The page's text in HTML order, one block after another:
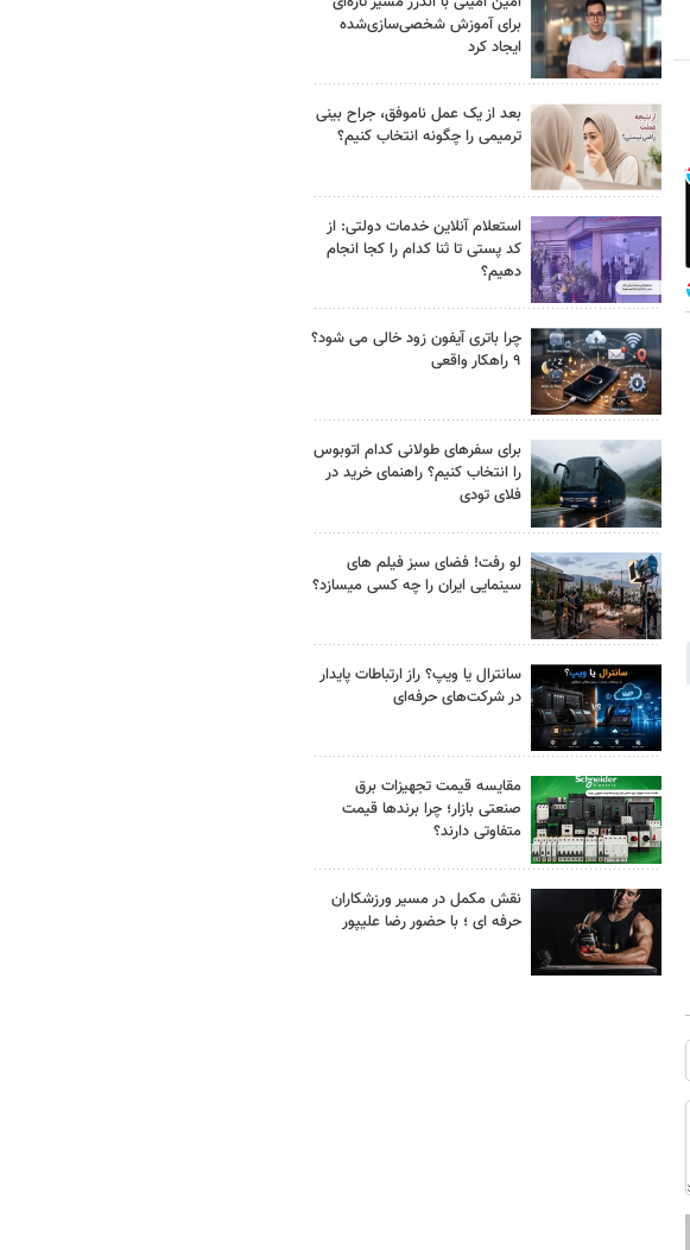
برای آموزش شخصی‌سازی‌شده
ایجاد کرد
بعد از یک عمل ناموفق، جراح بینی
ترمیمی را چگونه انتخاب کنیم؟
استعلام آنلاین خدمات دولتی: از
کد پستی تا ثنا کدام را کجا انجام
دهیم؟
چرا باتری آیفون زود خالی می شود؟
۹ راهکار واقعی
برای سفرهای طولانی کدام اتوبوس
را انتخاب کنیم؟ راهنمای خرید در
فلای تودی
لو رفت! فضای سبز فیلم های
سینمایی ایران را چه کسی میسازد؟
سانترال یا ویپ؟ راز ارتباطات پایدار
در شرکت‌های حرفه‌ای
مقایسه قیمت تجهیزات برق
صنعتی بازار؛ چرا برندها قیمت
متفاوتی دارند؟
نقش مکمل در مسیر ورزشکاران
حرفه ای ؛ با حضور رضا علیپور